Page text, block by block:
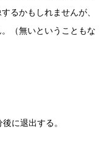
るかもしれませんが、
（無いということもな
に退出する。